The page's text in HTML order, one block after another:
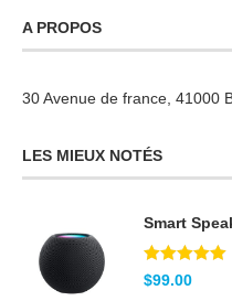
A PROPOS
30 Avenue de france, 41000
LES MIEUX NOTÉS
Smart
Note5.00
sur 5
$99.00